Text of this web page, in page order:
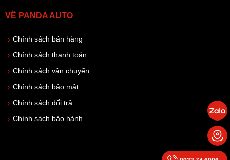
VỀ PANDA AUTO
Chính sách bán hàng
Chính sách thanh toán
Chính sách vận chuyển
Chính sách bảo mật
Chính sách đổi trả
Chính sách bảo hành